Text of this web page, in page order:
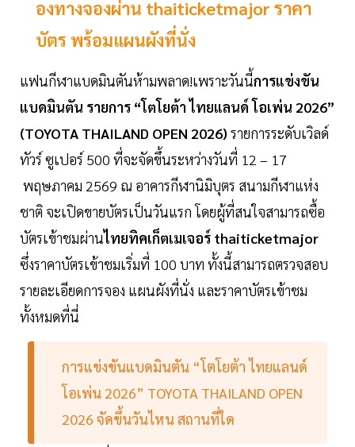
องทางจองผ่าน thaiticketmajor ราคา
บัตร พร้อมแผนผังที่นั่ง
แฟนกีฬาแบดมินตันห้ามพลาด!เพราะวันนี้การแข่งขัน
แบดมินตัน รายการ “โตโยต้า ไทยแลนด์ โอเพ่น 2026”
(TOYOTA THAILAND OPEN 2026) รายการระดับเวิลด์
ทัวร์ ซูเปอร์ 500 ที่จะจัดขึ้นระหว่างวันที่ 12 – 17
พฤษภาคม 2569 ณ อาคารกีฬานิมิบุตร สนามกีฬาแห่ง
ชาติ จะเปิดขายบัตรเป็นวันแรก โดยผู้ที่สนใจสามารถซื้อ
บัตรเข้าชมผ่านไทยทิคเก็ตเมเจอร์ thaiticketmajor
ซึ่งราคาบัตรเข้าชมเริ่มที่ 100 บาท ทั้งนี้สามารถตรวจสอบ
รายละเอียดการจอง แผนผังที่นั่ง และราคาบัตรเข้าชม
ทั้งหมดที่นี่
การแข่งขันแบดมินตัน “โตโยต้า ไทยแลนด์
โอเพ่น 2026” TOYOTA THAILAND OPEN
2026 จัดขึ้นวันไหน สถานที่ใด